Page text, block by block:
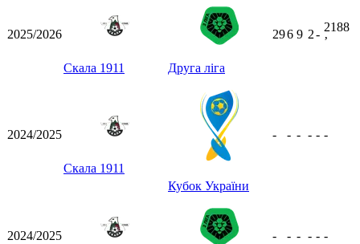
2025/2026
Скала 1911 Друга ліга
296 9 2-
2188
ʼ
2024/2025
Скала 1911
Кубок України
- - - - - -
2024/2025 - - - - - -